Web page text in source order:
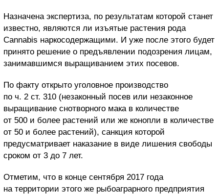
Назначена экспертиза, по результатам которой станет
известно, являются ли изъятые растения рода
Cаnnabis наркосодержащими. И уже после этого будет
принято решение о предъявлении подозрения лицам,
занимавшимся выращиванием этих посевов.
По факту открыто уголовное производство
по ч. 2 ст. 310 (незаконный посев или незаконное
выращивание снотворного мака в количестве
от 500 и более растений или же конопли в количестве
от 50 и более растений), санкция которой
предусматривает наказание в виде лишения свободы
сроком от 3 до 7 лет.
Отметим, что в конце сентября 2017 года
на территории этого же рыбоаграрного предприятия